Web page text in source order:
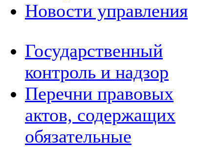
Новости управления
Государственный
контроль и надзор
Перечни правовых
актов, содержащих
обязательные